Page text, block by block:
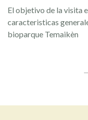
El objetivo de la visita
caracteristicas
bioparque Temaikèn